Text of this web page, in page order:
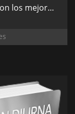
fotografía urbana.